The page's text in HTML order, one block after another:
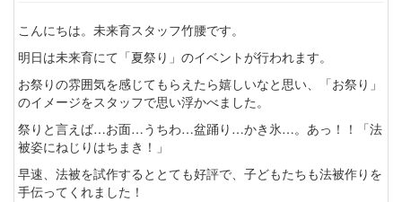
こんにちは。未来育スタッフ竹腰です。
明日は未来育にて「夏祭り」のイベントが行われます。
お祭りの雰囲気を感じてもらえたら嬉しいなと思い、「お祭り」
のイメージをスタッフで思い浮かべました。
祭りと言えば…お面…うちわ…盆踊り…かき氷…。あっ！！「法
被姿にねじりはちまき！」
早速、法被を試作するととても好評で、子どもたちも法被作りを
手伝ってくれました！